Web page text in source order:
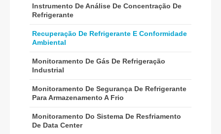
Instrumento De Análise De Concentração De
Refrigerante
Recuperação De Refrigerante E Conformidade
Ambiental
Monitoramento De Gás De Refrigeração
Industrial
Monitoramento De Segurança De Refrigerante
Para Armazenamento A Frio
Monitoramento Do Sistema De Resfriamento
De Data Center
R454B Sensor
Sensor R32
R410 Sensor
R454B Sensor
Nossa solução
Detecção de vazamentos de
refrigerante para sistemas HVAC
Monitoramento de refrigerante em
cadeia fria